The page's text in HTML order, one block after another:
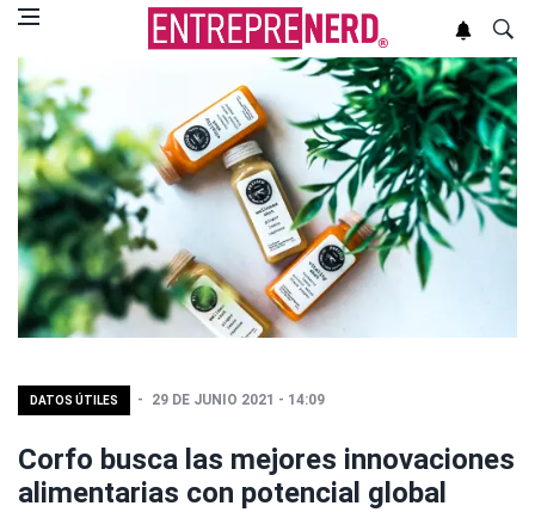
DATOS ÚTILES 29 DE JUNIO 2021 - 14:09
Corfo busca las mejores innovaciones
alimentarias con potencial global